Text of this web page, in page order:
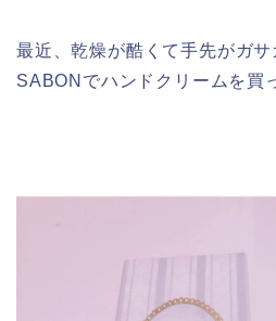
最近、乾燥が酷くて手先がガ
SABONでハンドクリームを買